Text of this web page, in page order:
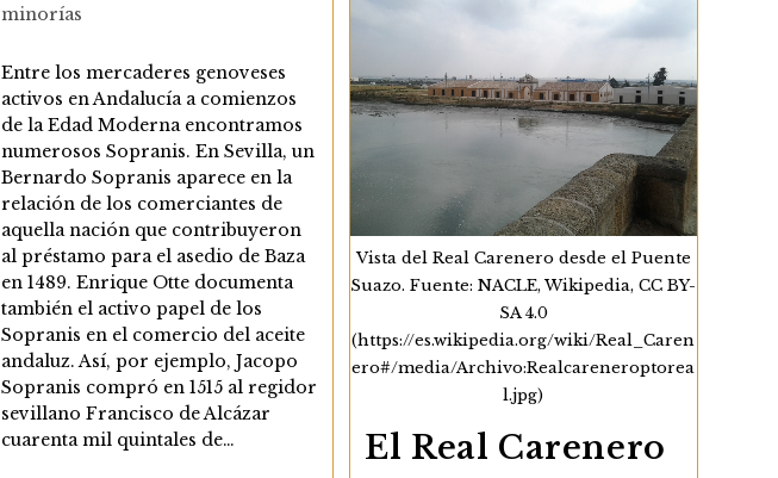
de la población, en torno al 90% o
más. Como consecuencia de los
introducidos…
Los
Sociales
No
Privilegiados
de
entrada:
minorías
Entre los mercaderes genoveses
activos en Andalucía a comienzos
de la Edad Moderna encontramos
numerosos Sopranis. En Sevilla, un
Bernardo Sopranis aparece en la
relación de los comerciantes de
aquella nación que contribuyeron
al préstamo para el asedio de Baza
en 1489. Enrique Otte documenta
también el activo papel de los
Sopranis en el comercio del aceite
andaluz. Así, por ejemplo, Jacopo
Sopranis compró en 1515 al regidor
sevillano Francisco de Alcázar
cuarenta mil quintales de…
Vista del Real Carenero desde el Puente
Suazo. Fuente: NACLE, Wikipedia, CC BY-
SA 4.0
(https://es.wikipedia.org/wiki/Real_Caren
ero#/media/Archivo:Realcareneroptorea
l.jpg)
El Real Carenero